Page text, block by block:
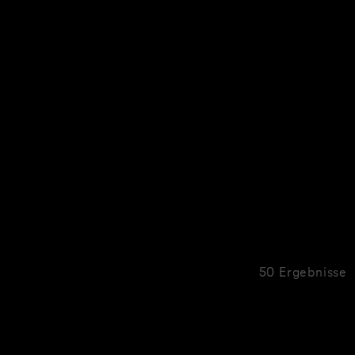
50 Ergebnisse